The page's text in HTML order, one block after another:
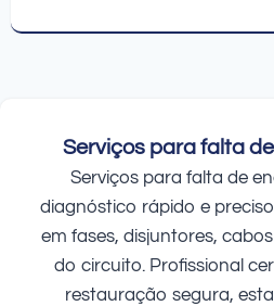
Serviços para falta
Serviços para falta de
diagnóstico rápido e
em fases, disjuntores,
do circuito. Profissional
restauração segura,